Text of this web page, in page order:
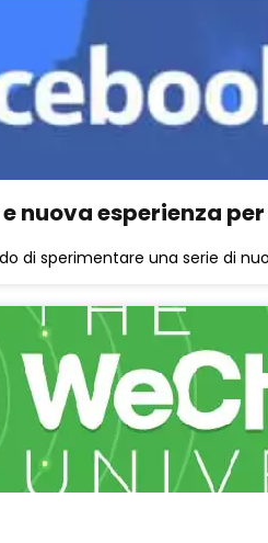
nuova esperienza
di sperimentare una serie di